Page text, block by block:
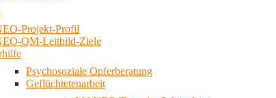
Projekt-Profil
QM-Leitbild-Ziele
Psychosoziale Opferberatung
Geflüchtetenarbeit